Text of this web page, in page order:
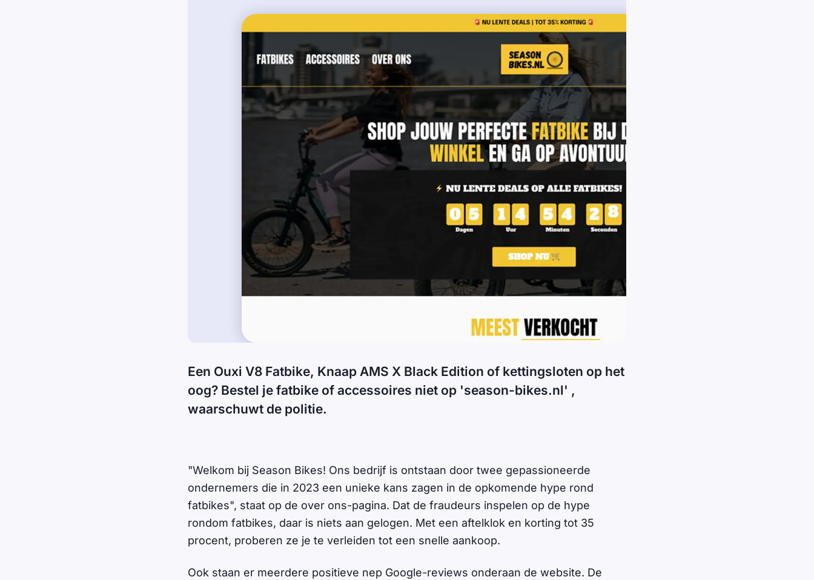
Een Ouxi V8 Fatbike, Knaap AMS X Black Edition of kettingsloten op het
oog? Bestel je fatbike of accessoires niet op 'season-bikes.nl' ,
waarschuwt de politie.
"Welkom bij Season Bikes! Ons bedrijf is ontstaan door twee gepassioneerde
ondernemers die in 2023 een unieke kans zagen in de opkomende hype rond
fatbikes", staat op de over ons-pagina. Dat de fraudeurs inspelen op de hype
rondom fatbikes, daar is niets aan gelogen. Met een aftelklok en korting tot 35
procent, proberen ze je te verleiden tot een snelle aankoop.
Ook staan er meerdere positieve nep Google-reviews onderaan de website. De